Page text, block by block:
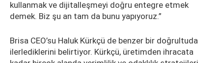
kullanmak ve dijitalleşmeyi doğru entegre etmek
demek. Biz şu an tam da bunu yapıyoruz.”
Brisa CEO’su Haluk Kürkçü de benzer bir doğrultuda
ilerlediklerini belirtiyor. Kürkçü, üretimden ihracata